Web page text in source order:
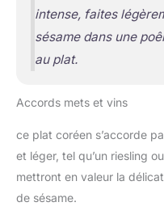
intense, faites
sésame dans une
au plat.
Accords mets et vins
ce plat coréen s’accorde
et léger, tel qu’un riesling
mettront en valeur la
de sésame.